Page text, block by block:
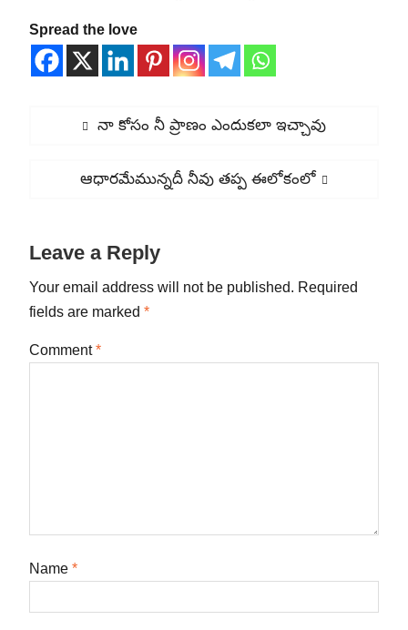
Spread the love
Previous
నా కోసం నీ ప్రాణం ఎందుకలా ఇచ్చావు
Next
ఆధారమేమున్నదీ నీవు తప్ప ఈలోకంలో
Leave a Reply
Your email address will not be published. Required
fields are marked *
Comment*
Name *